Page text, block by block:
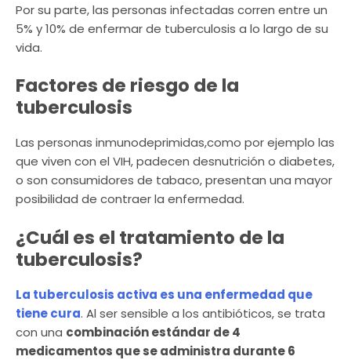
Por su parte, las personas infectadas corren entre un
5% y 10% de enfermar de tuberculosis a lo largo de su
vida.
Factores de riesgo de la
tuberculosis
Las personas inmunodeprimidas,como por ejemplo las
que viven con el VIH, padecen desnutrición o diabetes,
o son consumidores de tabaco, presentan una mayor
posibilidad de contraer la enfermedad.
¿Cuál es el tratamiento de la
tuberculosis?
La tuberculosis activa es una enfermedad que
tiene cura. Al ser sensible a los antibióticos, se trata
con una combinación estándar de 4
medicamentos que se administra durante 6